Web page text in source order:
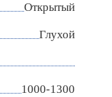
Открытый
Глухой
1000-1300